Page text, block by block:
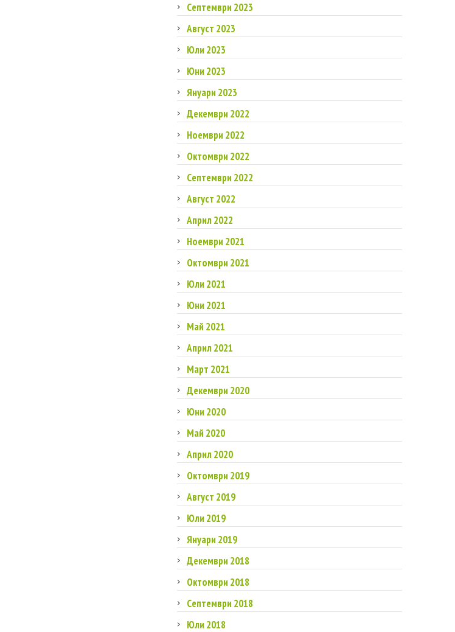
Септември 2023
Август 2023
Юли 2023
Юни 2023
Януари 2023
Декември 2022
Ноември 2022
Октомври 2022
Септември 2022
Август 2022
Април 2022
Ноември 2021
Октомври 2021
Юли 2021
Юни 2021
Май 2021
Април 2021
Март 2021
Декември 2020
Юни 2020
Май 2020
Април 2020
Октомври 2019
Август 2019
Юли 2019
Януари 2019
Декември 2018
Октомври 2018
Септември 2018
Юли 2018